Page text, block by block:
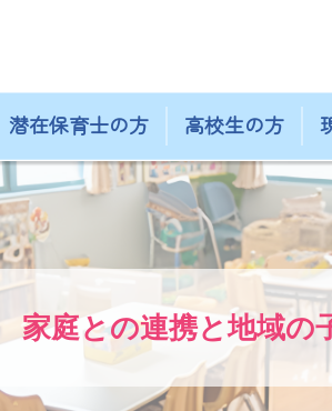
潜在保育士の方 高校生の方
家庭との連携と地域の